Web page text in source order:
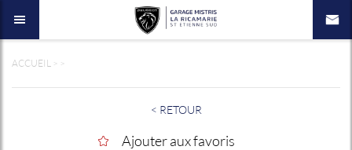
ACCUEIL
< RETOUR
Ajouter aux favoris